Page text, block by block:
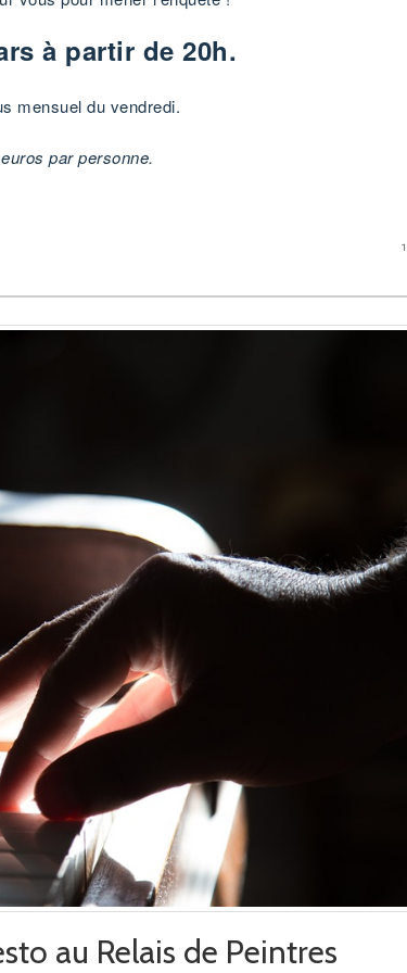
à partir de 20h.
mensuel du vendredi.
par personne.
au Relais de Peintres